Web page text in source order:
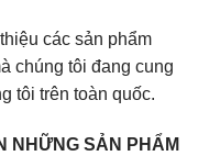
các sản phẩm
chúng tôi đang cung
tôi trên toàn quốc.
NHỮNG SẢN PHẨM